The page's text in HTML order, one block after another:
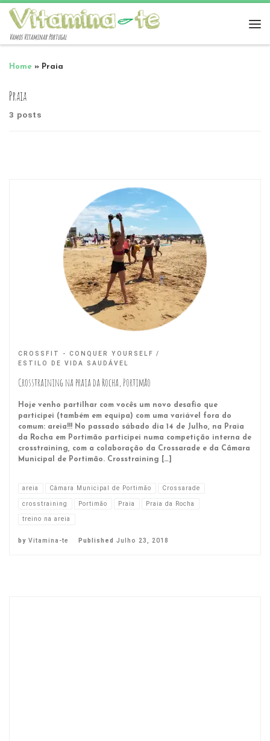
Vamos Vitaminar Portugal
Home » Praia
Praia
3 posts
CROSSFIT - CONQUER YOURSELF
ESTILO DE VIDA SAUDÁVEL
Crosstraining na praia da Rocha, Portimão
Hoje venho partilhar com vocês um novo desafio que
participei (também em equipa) com uma variável fora do
comum: areia!!! No passado sábado dia 14 de Julho, na Praia
da Rocha em Portimão participei numa competição interna de
crosstraining, com a colaboração da Crossarade e da Câmara
Municipal de Portimão. Crosstraining […]
areia Câmara Municipal de Portimão
Crossarade
crosstraining
Portimão Praia
Praia da Rocha
treino na areia
by Vitamina-te Published Julho 23, 2018